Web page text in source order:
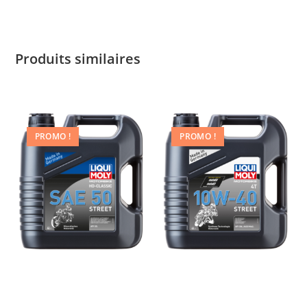
Produits similaires
PROMO ! PROMO !